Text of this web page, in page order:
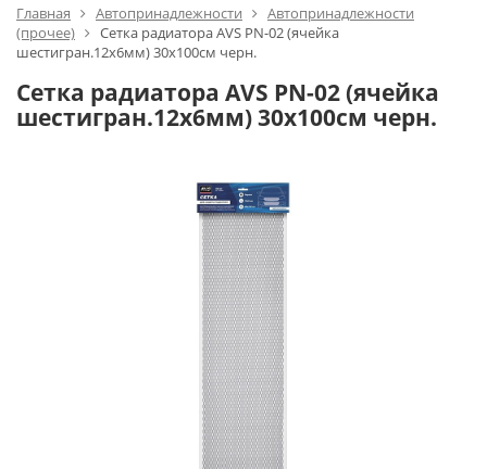
Главная Автопринадлежности
Автопринадлежности
(прочее)
Сетка радиатора AVS PN-02 (ячейка
шестигран.12х6мм) 30х100см черн.
Сетка радиатора AVS PN-02 (ячейка
шестигран.12х6мм) 30х100см черн.